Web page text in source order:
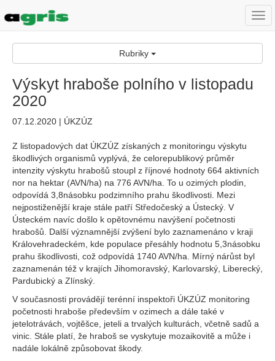
Rubriky
Výskyt hraboše polního v listopadu
2020
07.12.2020 | ÚKZÚZ
Z listopadových dat ÚKZÚZ získaných z monitoringu výskytu
škodlivých organismů vyplývá, že celorepublikový průměr
intenzity výskytu hrabošů stoupl z říjnové hodnoty 664 aktivních
nor na hektar (AVN/ha) na 776 AVN/ha. To u ozimých plodin,
odpovídá 3,8násobku podzimního prahu škodlivosti. Mezi
nejpostiženější kraje stále patří Středočeský a Ústecký. V
Ústeckém navíc došlo k opětovnému navýšení početnosti
hrabošů. Další významnější zvýšení bylo zaznamenáno v kraji
Královehradeckém, kde populace přesáhly hodnotu 5,3násobku
prahu škodlivosti, což odpovídá 1740 AVN/ha. Mírný nárůst byl
zaznamenán též v krajích Jihomoravský, Karlovarský, Liberecký,
Pardubický a Zlínský.
V současnosti provádějí terénní inspektoři ÚKZÚZ monitoring
početnosti hraboše především v ozimech a dále také v
jetelotrávách, vojtěšce, jeteli a trvalých kulturách, včetně sadů a
vinic. Stále platí, že hraboš se vyskytuje mozaikovitě a může i
nadále lokálně způsobovat škody.